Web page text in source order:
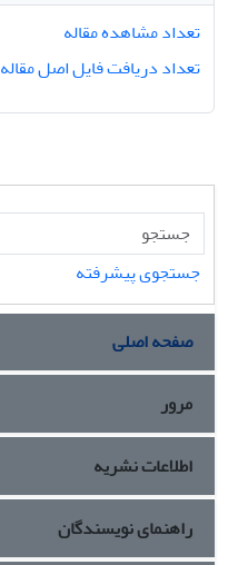
تعداد مشاهده مقاله
تعداد دریافت فایل اصل مقاله
جستجوی پیشرفته
صفحه اصلی
مرور
اطلاعات نشریه
راهنمای نویسندگان